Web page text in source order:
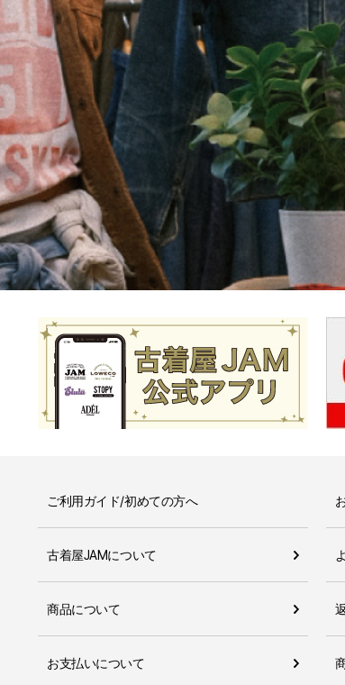
ご利用ガイド/初めての方へ
古着屋JAMについて
商品について
お支払いについて